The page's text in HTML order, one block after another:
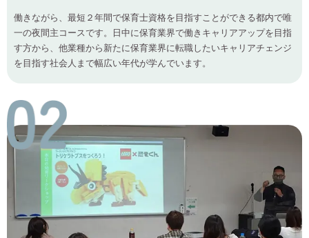
働きながら、最短２年間で保育士資格を目指すことができる都内で唯
一の夜間主コースです。日中に保育業界で働きキャリアアップを目指
す方から、他業種から新たに保育業界に転職したいキャリアチェンジ
を目指す社会人まで幅広い年代が学んでいます。